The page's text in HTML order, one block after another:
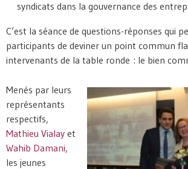
syndicats dans la gouvernance des
C’est la séance de questions-réponses qui
participants de deviner un point commun
intervenants de la table ronde : le bien
Menés par leurs
représentants
respectifs,
Mathieu Vialay et
Wahib Damani,
les jeunes